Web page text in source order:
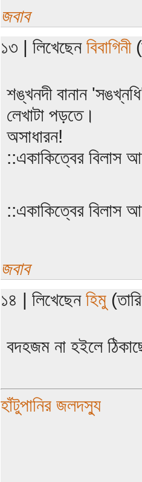
জবাব
১৩ | লিখেছেন বিবাগিনী
‌‌শঙ্খনদী বানান
লেখাটা পড়তে।
অসাধারন!
::একাকিত্বের বিলাস
‌‌::একাকিত্বের বিলাস
জবাব
১৪ | লিখেছেন হিমু
বদহজম না হইলে
হাঁটুপানির জলদস্যু